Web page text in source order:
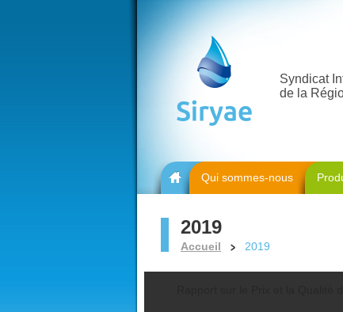
Syndicat
de la
Qui sommes-nous
2019
Accueil 2019